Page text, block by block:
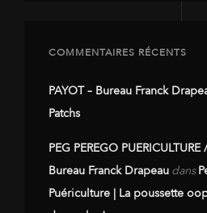
COMMENTAIRES RÉCENTS
PAYOT – Bureau Franck
Patchs
PEG PEREGO
Bureau Franck Drapeau dans
Puériculture | La poussette